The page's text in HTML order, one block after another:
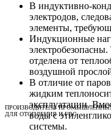
ПРОИЗВОДИТЕЛЬ
ДЛЯ ОТОПЛЕНИЯ И ГВС
В индуктивно-
электродов,
элементы,
Индукционные
отделена от
воздушной
В отличие от
жидким
эксплуатации.
воды с
системы.